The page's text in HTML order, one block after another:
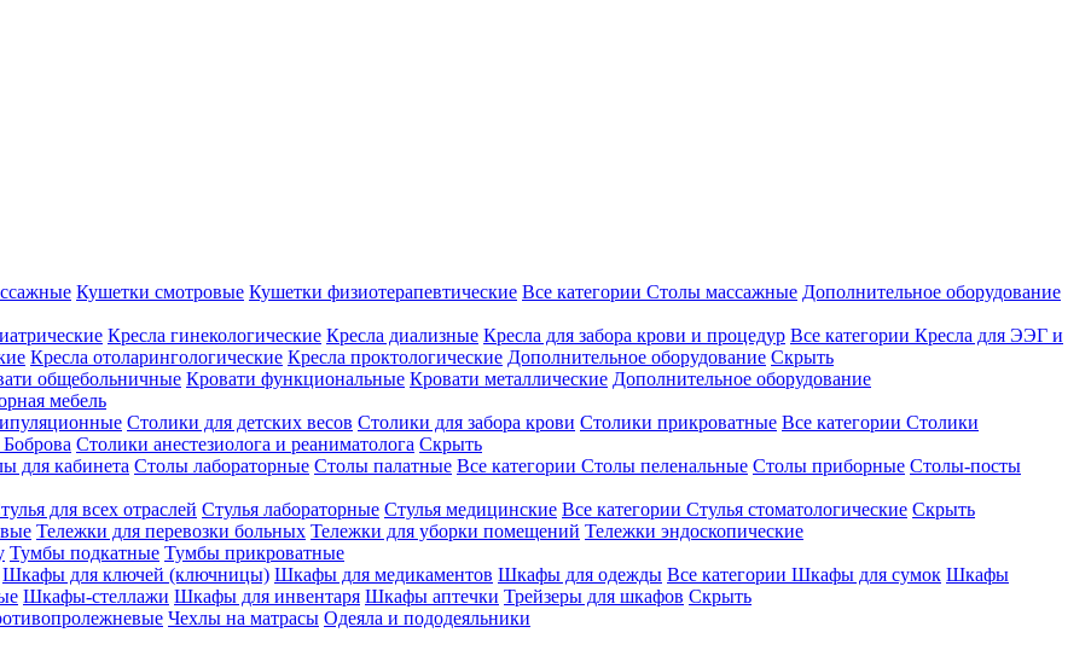
Кушетки смотровые Кушетки физиотерапевтические Все категории Столы массажные Дополнительное оборудование
Кресла гинекологические Кресла диализные Кресла для забора крови и процедур Все категории Кресла для ЭЭГ и
Кресла отоларингологические Кресла проктологические Дополнительное оборудование Скрыть
общебольничные Кровати функциональные Кровати металлические Дополнительное оборудование
мебель
Столики для детских весов Столики для забора крови Столики прикроватные Все категории Столики
Столики анестезиолога и реаниматолога Скрыть
для кабинета Столы лабораторные Столы палатные Все категории Столы пеленальные Столы приборные Столы-посты
для всех отраслей Стулья лабораторные Стулья медицинские Все категории Стулья стоматологические Скрыть
Тележки для перевозки больных Тележки для уборки помещений Тележки эндоскопические
Тумбы подкатные Тумбы прикроватные
Шкафы для ключей (ключницы) Шкафы для медикаментов Шкафы для одежды Все категории Шкафы для сумок Шкафы
Шкафы-стеллажи Шкафы для инвентаря Шкафы аптечки Трейзеры для шкафов Скрыть
Чехлы на матрасы Одеяла и пододеяльники